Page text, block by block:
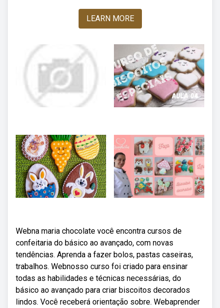
LEARN MORE
Webna maria chocolate você encontra cursos de
confeitaria do básico ao avançado, com novas
tendências. Aprenda a fazer bolos, pastas caseiras,
trabalhos. Webnosso curso foi criado para ensinar
todas as habilidades e técnicas necessárias, do
básico ao avançado para criar biscoitos decorados
lindos. Você receberá orientação sobre. Webaprender